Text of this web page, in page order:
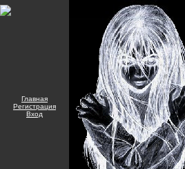
Главная
Регистрация
Вход